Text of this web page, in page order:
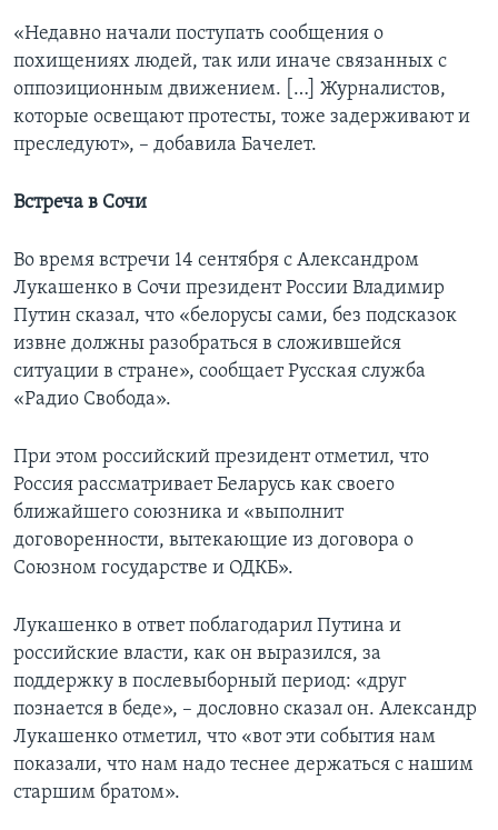
«Недавно начали поступать сообщения о
похищениях людей, так или иначе связанных с
оппозиционным движением. […] Журналистов,
которые освещают протесты, тоже задерживают и
преследуют», – добавила Бачелет.
Встреча в Сочи
Во время встречи 14 сентября с Александром
Лукашенко в Сочи президент России Владимир
Путин сказал, что «белорусы сами, без подсказок
извне должны разобраться в сложившейся
ситуации в стране», сообщает Русская служба
«Радио Свобода».
При этом российский президент отметил, что
Россия рассматривает Беларусь как своего
ближайшего союзника и «выполнит
договоренности, вытекающие из договора о
Союзном государстве и ОДКБ».
Лукашенко в ответ поблагодарил Путина и
российские власти, как он выразился, за
поддержку в послевыборный период: «друг
познается в беде», – дословно сказал он. Александр
Лукашенко отметил, что «вот эти события нам
показали, что нам надо теснее держаться с нашим
старшим братом».